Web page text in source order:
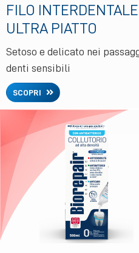
FILO INTERDENTALE
ULTRA PIATTO
Setoso e delicato nei
denti sensibili
SCOPRI